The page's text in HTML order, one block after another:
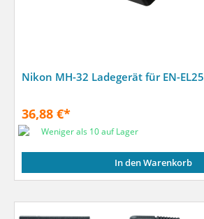
Nikon MH-32 Ladegerät für EN-EL25
36,88 €*
Weniger als 10 auf Lager
In den Warenkorb